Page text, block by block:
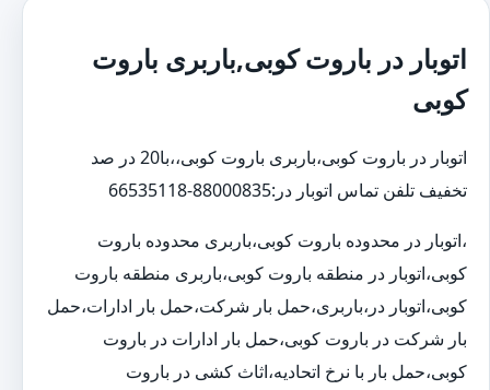
اتوبار در باروت کوبی,باربری باروت
کوبی
اتوبار در باروت کوبی،باربری باروت کوبی،،با20 در صد
تخفیف تلفن تماس اتوبار در:88000835-66535118
،اتوبار در محدوده باروت کوبی،باربری محدوده باروت
کوبی،اتوبار در منطقه باروت کوبی،باربری منطقه باروت
کوبی،اتوبار در،باربری،حمل بار شرکت،حمل بار ادارات،حمل
بار شرکت در باروت کوبی،حمل بار ادارات در باروت
کوبی،حمل بار با نرخ اتحادیه،اثاث کشی در باروت